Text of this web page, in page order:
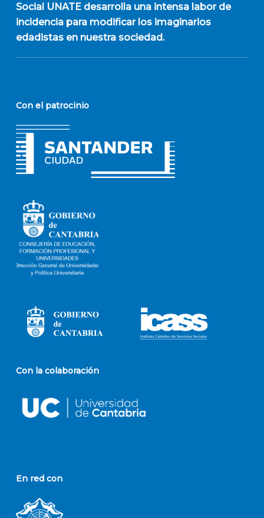
Social UNATE desarrolla una intensa labor de
incidencia para modificar los imaginarios
edadistas en nuestra sociedad.
Con el patrocinio
Con la colaboración
En red con